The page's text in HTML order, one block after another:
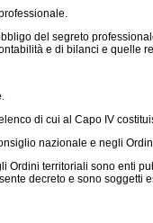
del segreto
e di bilanci e quelle
di cui al Capo IV
nazionale e negli
territoriali sono enti
decreto e sono soggetti